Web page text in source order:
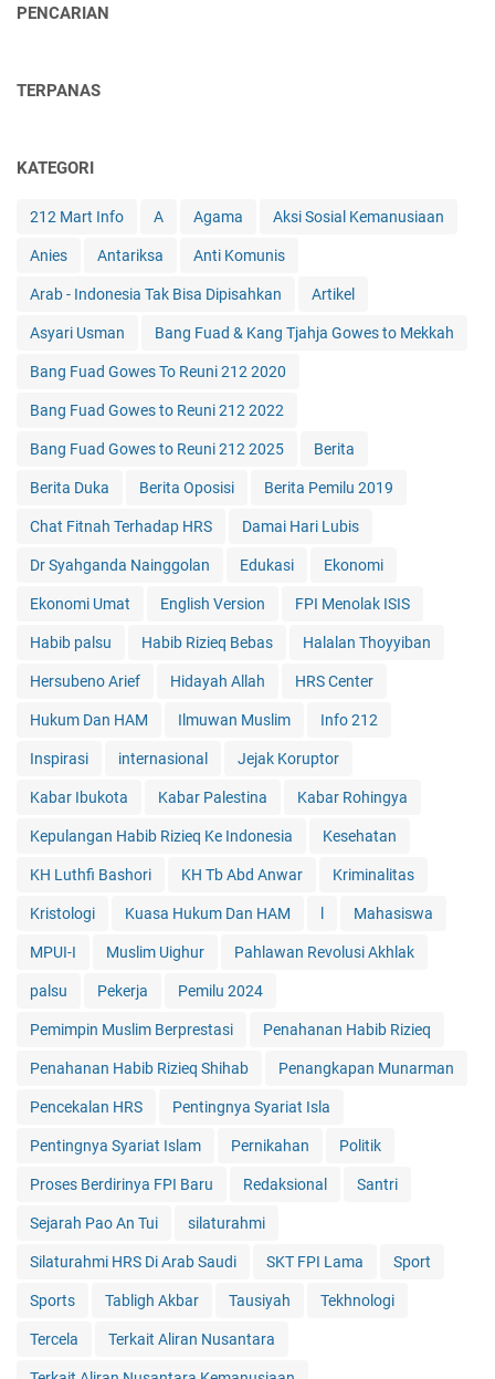
PENCARIAN
TERPANAS
KATEGORI
212 Mart Info A Agama Aksi Sosial Kemanusiaan
Anies Antariksa Anti Komunis
Arab - Indonesia Tak Bisa Dipisahkan Artikel
Asyari Usman Bang Fuad & Kang Tjahja Gowes to Mekkah
Bang Fuad Gowes To Reuni 212 2020
Bang Fuad Gowes to Reuni 212 2022
Bang Fuad Gowes to Reuni 212 2025 Berita
Berita Duka Berita Oposisi Berita Pemilu 2019
Chat Fitnah Terhadap HRS Damai Hari Lubis
Dr Syahganda Nainggolan Edukasi Ekonomi
Ekonomi Umat English Version FPI Menolak ISIS
Habib palsu Habib Rizieq Bebas Halalan Thoyyiban
Hersubeno Arief Hidayah Allah HRS Center
Hukum Dan HAM Ilmuwan Muslim Info 212
Inspirasi internasional Jejak Koruptor
Kabar Ibukota Kabar Palestina Kabar Rohingya
Kepulangan Habib Rizieq Ke Indonesia Kesehatan
KH Luthfi Bashori KH Tb Abd Anwar Kriminalitas
Kristologi Kuasa Hukum Dan HAM Mahasiswa
MPUI-I Muslim Uighur Pahlawan Revolusi Akhlak
palsu Pekerja Pemilu 2024
Pemimpin Muslim Berprestasi Penahanan Habib Rizieq
Penahanan Habib Rizieq Shihab Penangkapan Munarman
Pencekalan HRS Pentingnya Syariat Isla
Pentingnya Syariat Islam Pernikahan Politik
Proses Berdirinya FPI Baru Redaksional Santri
Sejarah Pao An Tui silaturahmi
Silaturahmi HRS Di Arab Saudi SKT FPI Lama Sport
Sports Tabligh Akbar Tausiyah Tekhnologi
Tercela Terkait Aliran Nusantara